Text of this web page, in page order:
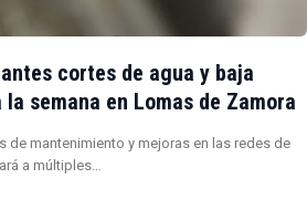
cortes de agua y baja
semana en Lomas de Zamora
de mantenimiento y mejoras en las redes de
a múltiples…